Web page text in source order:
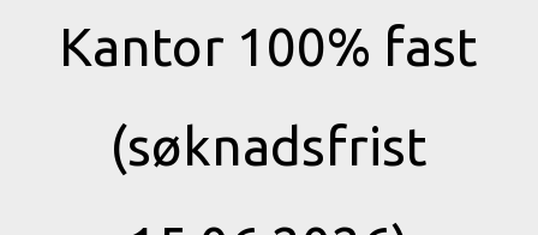
Kantor 100% fast
(søknadsfrist